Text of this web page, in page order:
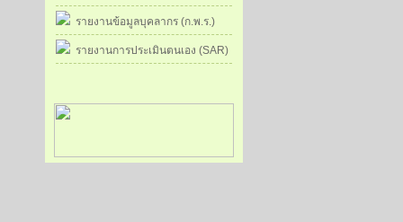
รายงานข้อมูลบุคลากร (ก.พ.ร.)
รายงานการประเมินตนเอง (SAR)